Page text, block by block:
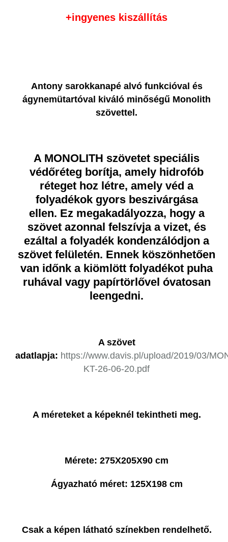
+ingyenes kiszállítás
Antony sarokkanapé alvó funkcióval és
ágynemütartóval kiváló minőségű Monolith
szövettel.
A MONOLITH szövetet speciális
védőréteg borítja, amely hidrofób
réteget hoz létre, amely véd a
folyadékok gyors beszivárgása
ellen. Ez megakadályozza, hogy a
szövet azonnal felszívja a vizet, és
ezáltal a folyadék kondenzálódjon a
szövet felületén. Ennek köszönhetően
van időnk a kiömlött folyadékot puha
ruhával vagy papírtörlővel óvatosan
leengedni.
A szövet
adatlapja: https://www.davis.pl/upload/2019/03/
KT-26-06-20.pdf
A méreteket a képeknél tekintheti meg.
Mérete: 275X205X90 cm
Ágyazható méret: 125X198 cm
Csak a képen látható színekben rendelhető.